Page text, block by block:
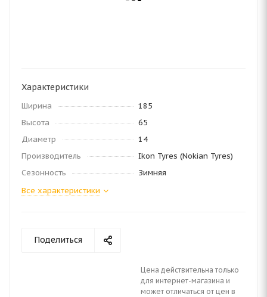
Характеристики
Ширина
185
Высота
65
Диаметр
14
Производитель
Ikon Tyres (Nokian Tyres)
Сезонность
Зимняя
Все характеристики
Поделиться
Цена действительна только
для интернет-магазина и
может отличаться от цен в